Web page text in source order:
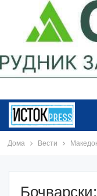
Дома Вести